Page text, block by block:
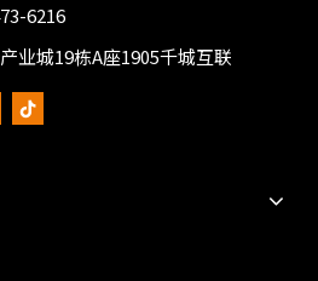
6216
业城19栋A座1905千城互联